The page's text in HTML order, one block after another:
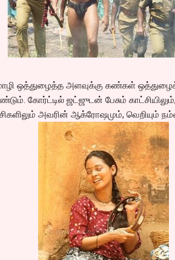
ஒத்துழைத்த அளவுக்கு கண்கள்
கோர்ட்டில் ஜட்ஜுடன் பேசும்
அவரின் ஆக்ரோஷமும், வெறியும்